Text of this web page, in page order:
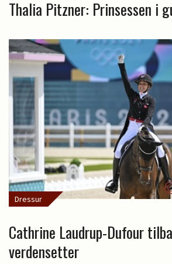
Thalia Pitzner: Prinsessen i
Dressur
Cathrine Laudrup-Dufour
verdensetter